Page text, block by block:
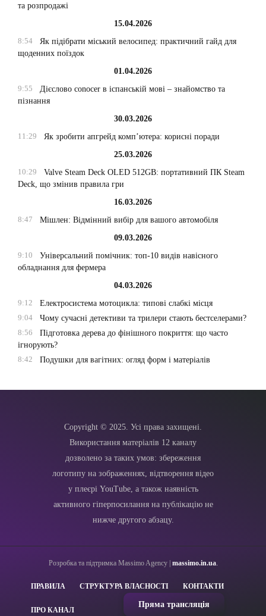
та розпродажі
15.04.2026
8:54
Як підібрати міський велосипед: практичний гайд для
щоденних поїздок
01.04.2026
9:55
Дієслово conocer в іспанській мові – знайомство та
пізнання
30.03.2026
11:29
Як зробити апгрейд комп’ютера: корисні поради
25.03.2026
10:29
Valve Steam Deck OLED 512GB: портативний ПК Steam
Deck, що змінив правила гри
16.03.2026
8:47
Мішлен: Відмінний вибір для вашого автомобіля
09.03.2026
9:10
Універсальний помічник: топ-10 видів навісного
обладнання для фермера
04.03.2026
9:12
Електросистема мотоцикла: типові слабкі місця
9:04
Чому сучасні детективи та трилери стають бестселерами?
8:56
Підготовка дерева до фінішного покриття: що часто
ігнорують?
8:42
Подушки для вагітних: огляд форм і матеріалів
Copyright © 2025. Усі права захищені.
Використання матеріалів 12 каналу
дозволено за таких умов: збереження
логотипу на зображеннях, відтворення відео
у плеєрі YouTube, а також наявність
активного гіперпосилання на публікацію не
нижче другого абзацу.
Розробка та підтримка Massimo Agency | massimo.in.ua.
ПРАВИЛА СТРУКТУРА ВЛАСНОСТІ КОНТАКТИ
ПРО КАНАЛ
Пряма трансляція